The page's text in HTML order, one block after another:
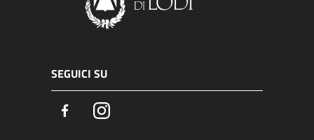
SEGUICI SU
FacebookInstagram